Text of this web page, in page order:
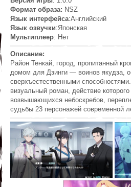
Формат образа: NSZ
Язык интерфейса:Английский
Язык озвучки:Японская
Мультиплеер: Hет
Описание:
Район Тенкай, город, пропитанный
домом для Дзинги — воинов якудза,
сверхъестественными
визуальный роман, действие
возвышающихся небоскребов,
судьбы 23 персонажей современной